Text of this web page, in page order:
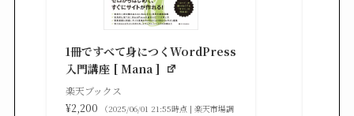
1冊ですべて身につくWordPress
入門講座 [ Mana ]
楽天ブックス
¥2,200
（2025/06/01 21:55時点 | 楽天市場調